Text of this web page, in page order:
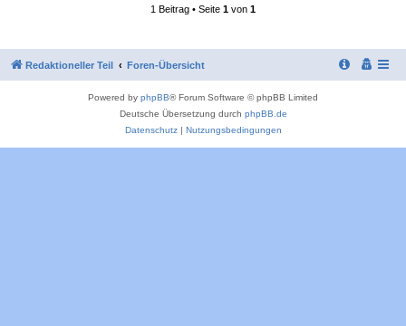
1 Beitrag • Seite 1 von 1
Redaktioneller Teil Foren-Übersicht
Powered by phpBB® Forum Software © phpBB Limited
Deutsche Übersetzung durch phpBB.de
Datenschutz| Nutzungsbedingungen